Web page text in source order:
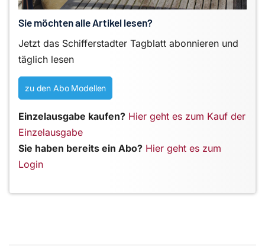
Sie möchten alle Artikel lesen?
Jetzt das Schifferstadter Tagblatt abonnieren und
täglich lesen
zu den Abo Modellen
Einzelausgabe kaufen? Hier geht es zum Kauf der
Einzelausgabe
Sie haben bereits ein Abo? Hier geht es zum
Login